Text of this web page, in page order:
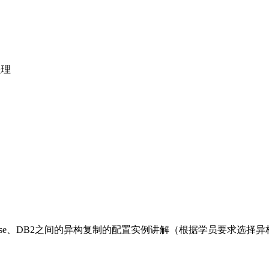
、DB2之间的异构复制的配置实例讲解（根据学员要求选择异
法
尝试；